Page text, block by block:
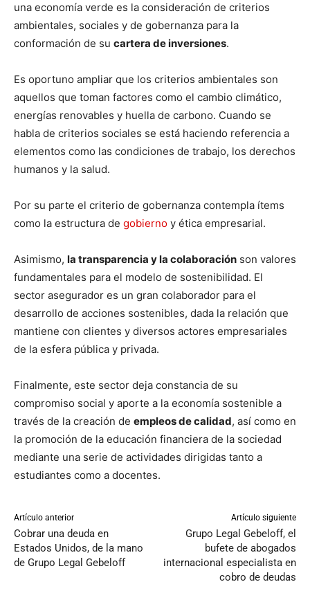
una economía verde es la consideración de criterios
ambientales, sociales y de gobernanza para la
conformación de su cartera de inversiones.
Es oportuno ampliar que los criterios ambientales son
aquellos que toman factores como el cambio climático,
energías renovables y huella de carbono. Cuando se
habla de criterios sociales se está haciendo referencia a
elementos como las condiciones de trabajo, los derechos
humanos y la salud.
Por su parte el criterio de gobernanza contempla ítems
como la estructura de gobierno y ética empresarial.
Asimismo, la transparencia y la colaboración son valores
fundamentales para el modelo de sostenibilidad. El
sector asegurador es un gran colaborador para el
desarrollo de acciones sostenibles, dada la relación que
mantiene con clientes y diversos actores empresariales
de la esfera pública y privada.
Finalmente, este sector deja constancia de su
compromiso social y aporte a la economía sostenible a
través de la creación de empleos de calidad, así como en
la promoción de la educación financiera de la sociedad
mediante una serie de actividades dirigidas tanto a
estudiantes como a docentes.
Artículo anterior
Cobrar una deuda en
Estados Unidos, de la mano
de Grupo Legal Gebeloff
Artículo siguiente
Grupo Legal Gebeloff, el
bufete de abogados
internacional especialista en
cobro de deudas